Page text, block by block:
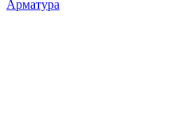
Арматура